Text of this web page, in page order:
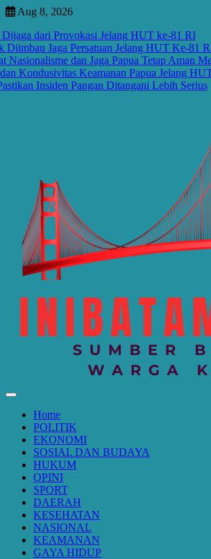
Skip
content
Aug 8, 2026
Provokasi Jelang HUT ke-81 RI
Jaga Persatuan Jelang HUT Ke-81 RI
dan Jaga Papua Tetap Aman
Keamanan Papua Jelang HUT Ke-
Pangan Ditangani Lebih Serius
Home
POLITIK
EKONOMI
SOSIAL DAN BUDAYA
HUKUM
OPINI
SPORT
DAERAH
KESEHATAN
NASIONAL
KEAMANAN
GAYA HIDUP